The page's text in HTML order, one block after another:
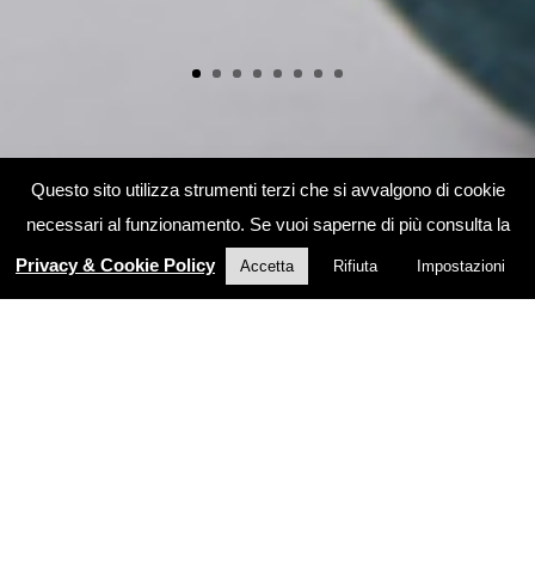
Questo sito utilizza strumenti terzi che si avvalgono di cookie
necessari al funzionamento. Se vuoi saperne di più consulta la
Privacy & Cookie Policy
Accetta Rifiuta Impostazioni